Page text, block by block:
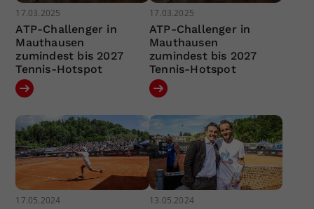
17.03.2025
ATP-Challenger in
Mauthausen
zumindest bis 2027
Tennis-Hotspot
17.03.2025
ATP-Challenger in
Mauthausen
zumindest bis 2027
Tennis-Hotspot
17.05.2024 13.05.2024